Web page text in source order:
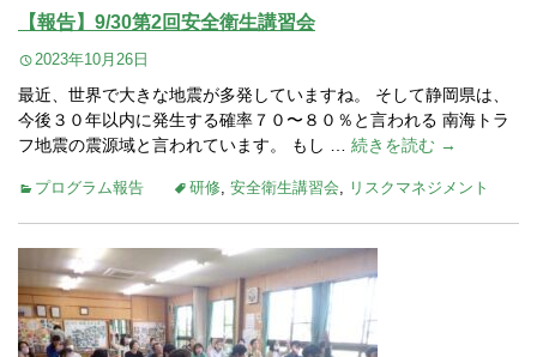
【報告】9/30第2回安全衛生講習会
2023年10月26日
最近、世界で大きな地震が多発していますね。 そして静岡県は、
今後３０年以内に発生する確率７０〜８０％と言われる 南海トラ
フ地震の震源域と言われています。 もし … 続きを読む →
プログラム報告 研修, 安全衛生講習会, リスクマネジメント